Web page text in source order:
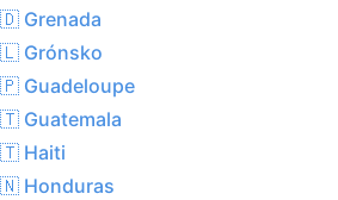
Grenada
Grónsko
Guadeloupe
Guatemala
Haiti
Honduras